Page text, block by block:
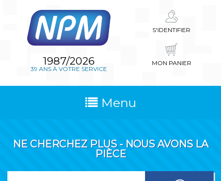
1987/2026
39 ANS À VOTRE SERVICE
S'IDENTIFIER
MON PANIER
Menu
NE CHERCHEZ PLUS - NOUS AVONS LA
PIÈCE